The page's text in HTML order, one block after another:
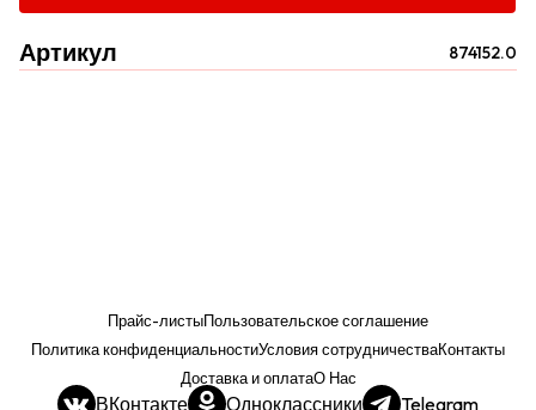
Артикул 874152.0
Прайс-листыПользовательское соглашение
Политика конфиденциальностиУсловия сотрудничестваКонтакты
Доставка и оплатаО Нас
ВКонтакте Одноклассники Telegram